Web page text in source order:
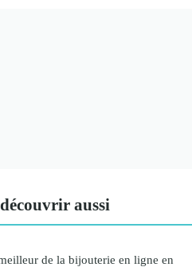
aussi
de la bijouterie en ligne en